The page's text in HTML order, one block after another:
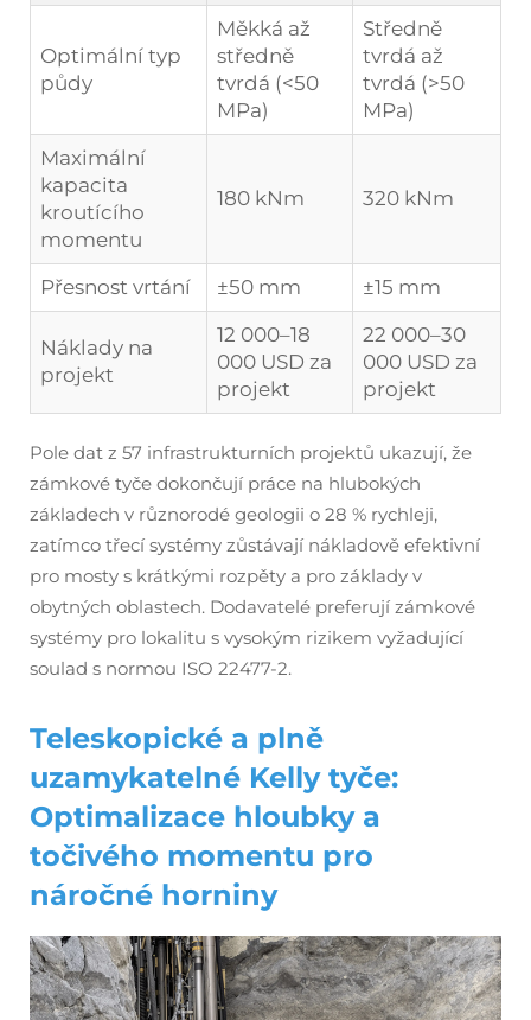
Optimální typ
půdy
Měkká až
středně
tvrdá (<50
MPa)
Středně
tvrdá až
tvrdá (>50
MPa)
Maximální
kapacita
kroutícího
momentu
180 kNm 320 kNm
Přesnost vrtání ±50 mm ±15 mm
Náklady na
projekt
12 000–18
000 USD za
projekt
22 000–30
000 USD za
projekt
Pole dat z 57 infrastrukturních projektů ukazují, že
zámkové tyče dokončují práce na hlubokých
základech v různorodé geologii o 28 % rychleji,
zatímco třecí systémy zůstávají nákladově efektivní
pro mosty s krátkými rozpěty a pro základy v
obytných oblastech. Dodavatelé preferují zámkové
systémy pro lokalitu s vysokým rizikem vyžadující
soulad s normou ISO 22477-2.
Teleskopické a plně
uzamykatelné Kelly tyče:
Optimalizace hloubky a
točivého momentu pro
náročné horniny